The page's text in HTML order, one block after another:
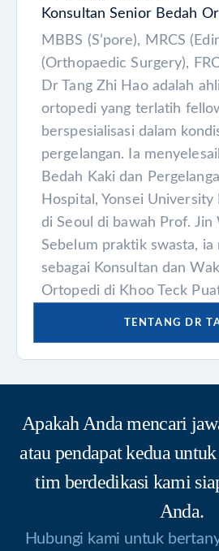
Konsultan Senior Bedah
MBBS (S’pore), MRCS
(Orthopaedic Surgery),
Dr Tang Zhi Hao adalah
ortopedi yang terlatih
berspesialisasi dalam
pergelangan. Ia
Bedah Kaki dan
Hospital, Yonsei University
di Seoul di bawah Prof. Jin
Sebelum praktik swasta, ia
sebagai Konsultan dan
Ortopedi di Khoo Teck
TENTANG DR
Apakah Anda mencari
atau pendapat kedua
tim berdedikasi kami
Anda.
Hubungi kami untuk